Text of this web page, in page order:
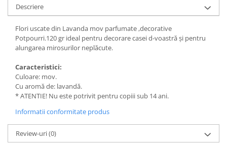
Descriere
Flori uscate din Lavanda mov parfumate ,decorative
Potpourri.120 gr ideal pentru decorare casei d-voastră și pentru
alungarea mirosurilor neplăcute.
Caracteristici:
Culoare: mov.
Cu aromă de: lavandă.
* ATENTIE! Nu este potrivit pentru copiii sub 14 ani.
Informatii conformitate produs
Review-uri(0)